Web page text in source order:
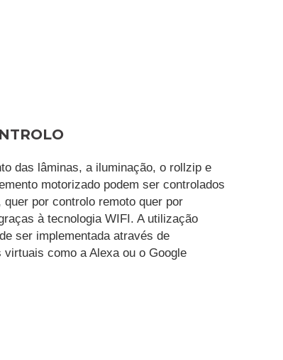
das lâminas, a iluminação, o rollzip e
motorizado podem ser controlados
quer por controlo remoto quer por
à tecnologia WIFI. A utilização
ser implementada através de
virtuais como a Alexa ou o Google